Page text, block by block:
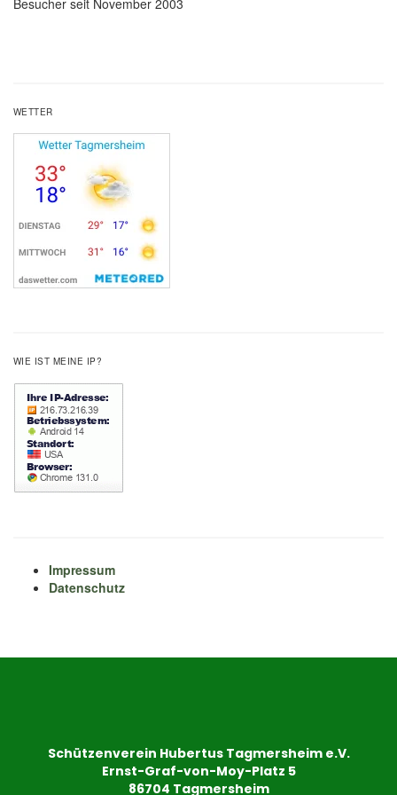
Besucher seit November 2003
WETTER
WIE IST MEINE IP?
Impressum
Datenschutz
Schützenverein Hubertus Tagmersheim e.V.
Ernst-Graf-von-Moy-Platz 5
86704 Tagmersheim